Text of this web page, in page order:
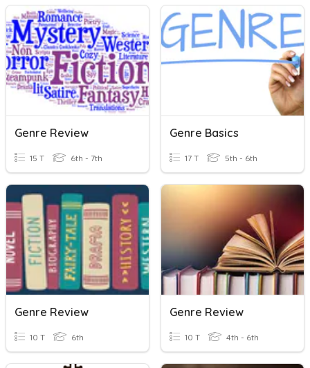
Genre Review
15 T 6th - 7th
Genre Basics
17 T 5th - 6th
Genre Review
10 T 6th
Genre Review
10 T 4th - 6th